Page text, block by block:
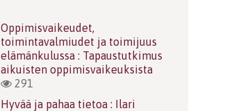
Oppimisvaikeudet,
toimintavalmiudet ja toimijuus
elämänkulussa : Tapaustutkimus
aikuisten oppimisvaikeuksista
291
Hyvää ja pahaa tietoa : Ilari